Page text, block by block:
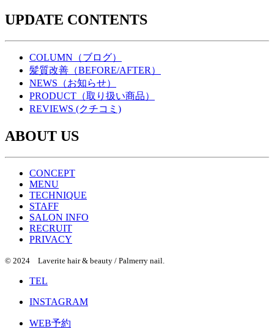
UPDATE CONTENTS
COLUMN（ブログ）
髪質改善（BEFORE/AFTER）
NEWS（お知らせ）
PRODUCT（取り扱い商品）
REVIEWS (クチコミ)
ABOUT US
CONCEPT
MENU
TECHNIQUE
STAFF
SALON INFO
RECRUIT
PRIVACY
© 2024 Laverite hair & beauty / Palmerry nail.
TEL
INSTAGRAM
WEB予約